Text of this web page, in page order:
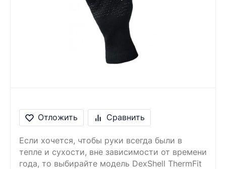
Отложить Сравнить
Если хочется, чтобы руки всегда были в
тепле и сухости, вне зависимости от времени
года, то выбирайте модель DexShell ThermFit